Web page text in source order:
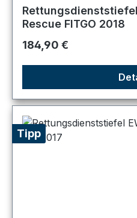
Durchschnittliche
Rescue FITGO 2018
Regulärer Preis:
184,90 €
Tipp